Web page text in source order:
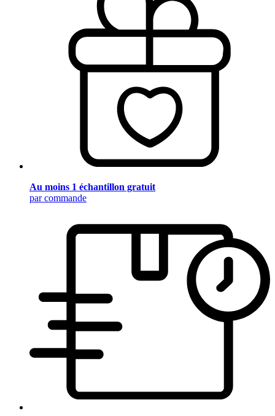
Au moins 1 échantillon gratuit
par commande